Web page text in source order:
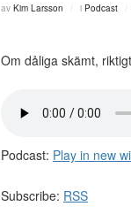
av Kim Larsson i Podcast
Om dåliga skämt,
Podcast: Play in new
Subscribe: RSS